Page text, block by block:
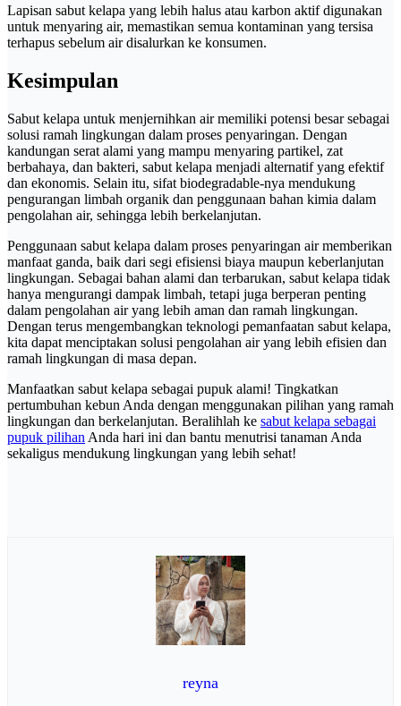
Lapisan sabut kelapa yang lebih halus atau karbon aktif digunakan
untuk menyaring air, memastikan semua kontaminan yang tersisa
terhapus sebelum air disalurkan ke konsumen.
Kesimpulan
Sabut kelapa untuk menjernihkan air memiliki potensi besar sebagai
solusi ramah lingkungan dalam proses penyaringan. Dengan
kandungan serat alami yang mampu menyaring partikel, zat
berbahaya, dan bakteri, sabut kelapa menjadi alternatif yang efektif
dan ekonomis. Selain itu, sifat biodegradable-nya mendukung
pengurangan limbah organik dan penggunaan bahan kimia dalam
pengolahan air, sehingga lebih berkelanjutan.
Penggunaan sabut kelapa dalam proses penyaringan air memberikan
manfaat ganda, baik dari segi efisiensi biaya maupun keberlanjutan
lingkungan. Sebagai bahan alami dan terbarukan, sabut kelapa tidak
hanya mengurangi dampak limbah, tetapi juga berperan penting
dalam pengolahan air yang lebih aman dan ramah lingkungan.
Dengan terus mengembangkan teknologi pemanfaatan sabut kelapa,
kita dapat menciptakan solusi pengolahan air yang lebih efisien dan
ramah lingkungan di masa depan.
Manfaatkan sabut kelapa sebagai pupuk alami! Tingkatkan
pertumbuhan kebun Anda dengan menggunakan pilihan yang ramah
lingkungan dan berkelanjutan. Beralihlah ke sabut kelapa sebagai
pupuk pilihan Anda hari ini dan bantu menutrisi tanaman Anda
sekaligus mendukung lingkungan yang lebih sehat!
reyna